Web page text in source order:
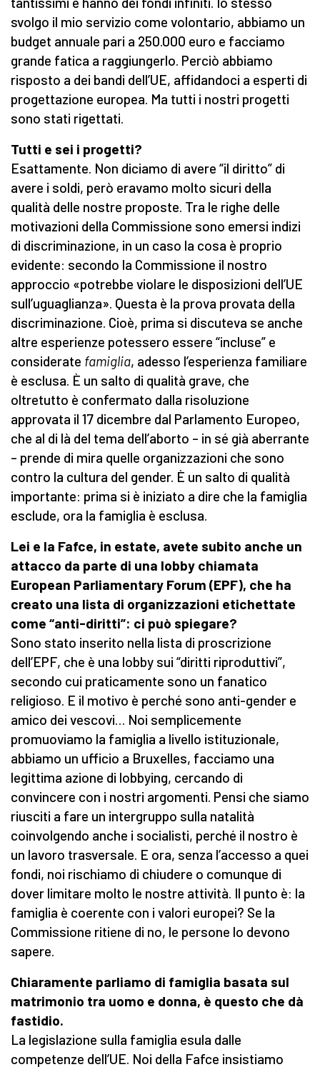
svolgo il mio servizio come volontario, abbiamo un
budget annuale pari a 250.000 euro e facciamo
grande fatica a raggiungerlo. Perciò abbiamo
risposto a dei bandi dell’UE, affidandoci a esperti di
progettazione europea. Ma tutti i nostri progetti
sono stati rigettati.
Tutti e sei i progetti?
Esattamente. Non diciamo di avere “il diritto” di
avere i soldi, però eravamo molto sicuri della
qualità delle nostre proposte. Tra le righe delle
motivazioni della Commissione sono emersi indizi
di discriminazione, in un caso la cosa è proprio
evidente: secondo la Commissione il nostro
approccio «potrebbe violare le disposizioni dell’UE
sull’uguaglianza». Questa è la prova provata della
discriminazione. Cioè, prima si discuteva se anche
altre esperienze potessero essere “incluse” e
considerate famiglia, adesso l’esperienza familiare
è esclusa. È un salto di qualità grave, che
oltretutto è confermato dalla risoluzione
approvata il 17 dicembre dal Parlamento Europeo,
che al di là del tema dell’aborto – in sé già aberrante
– prende di mira quelle organizzazioni che sono
contro la cultura del gender. È un salto di qualità
importante: prima si è iniziato a dire che la famiglia
esclude, ora la famiglia è esclusa.
Lei e la Fafce, in estate, avete subito anche un
attacco da parte di una lobby chiamata
European Parliamentary Forum (EPF), che ha
creato una lista di organizzazioni etichettate
come “anti-diritti”: ci può spiegare?
Sono stato inserito nella lista di proscrizione
dell’EPF, che è una lobby sui “diritti riproduttivi”,
secondo cui praticamente sono un fanatico
religioso. E il motivo è perché sono anti-gender e
amico dei vescovi… Noi semplicemente
promuoviamo la famiglia a livello istituzionale,
abbiamo un ufficio a Bruxelles, facciamo una
legittima azione di lobbying, cercando di
convincere con i nostri argomenti. Pensi che siamo
riusciti a fare un intergruppo sulla natalità
coinvolgendo anche i socialisti, perché il nostro è
un lavoro trasversale. E ora, senza l’accesso a quei
fondi, noi rischiamo di chiudere o comunque di
dover limitare molto le nostre attività. Il punto è: la
famiglia è coerente con i valori europei? Se la
Commissione ritiene di no, le persone lo devono
sapere.
Chiaramente parliamo di famiglia basata sul
matrimonio tra uomo e donna, è questo che dà
fastidio.
La legislazione sulla famiglia esula dalle
competenze dell’UE. Noi della Fafce insistiamo